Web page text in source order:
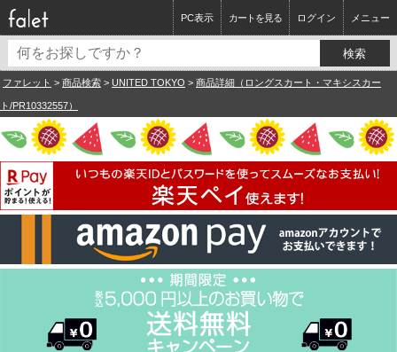
ログイン メニュー
カートを見る
PC表示
ファレット > 商品検索 > UNITED TOKYO > 商品詳細（ロングスカート・マキシスカー
ト/PR10332557）